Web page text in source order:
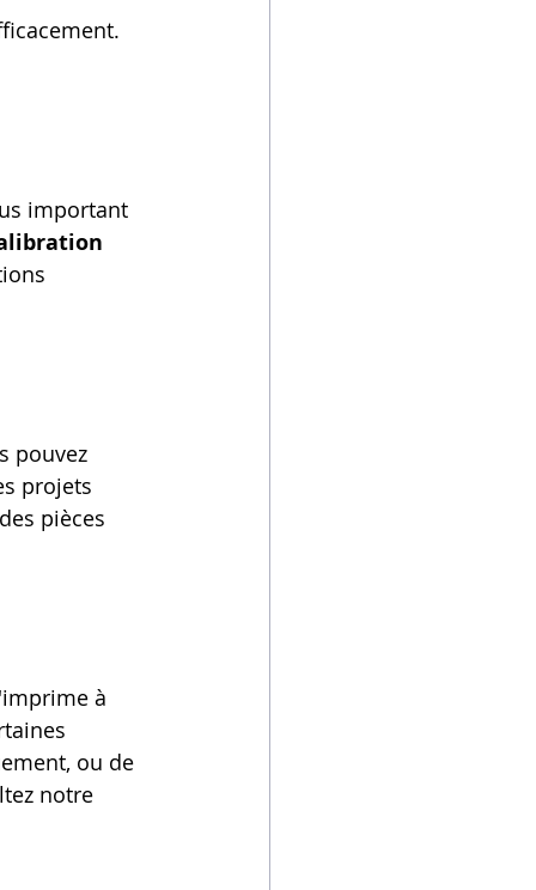
important
pouvez
projets
pièces
à
ou de
notre